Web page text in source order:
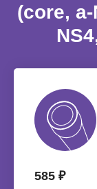
(core, a-
585 ₽